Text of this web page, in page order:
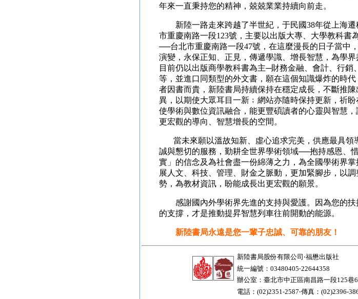
年來一直秉持您的精神，兢兢業業持續向前走。
新陸一路走來跨越了半世紀，于民國38年從上海遷
市重慶南路一段123號，主要以出版大專、大學教科書
──台北市重慶南路一段47號，在這麼漫長的日子當中
演變，永保正知、正見，傳遞學識、增長智慧，為學界
目前仍以出版商學教科書為主─財務金融、會計、行銷
等，並進口同類型的外文書，願在這個知識爆炸的時
者因書而貴，新陸書局持續保持在穩定成長，不斷推陳
異，以期使大眾耳目一新﹔網站亦隨時保持更新，祈盼
使學術與數位資訊融合，能更豐碩讀者的心靈與智慧
更宏觀的導向、智慧增長的空間。
當未來願以溫故知新、虛心追求完美，供應最具領
誠與懇切的服務，勤耕全世界學術領域──抱持感恩、
實」的信念及為社會盡一份綿薄之力，為全國學術界
展人文、科技、管理、財金之脈動，更加緊腳步，以
勢，為教材資訊，盼能成長出更宏觀的願景。
感謝國內外學術界先進的支持與愛護。因為您的扶
的支撐，才是推動提昇智慧列車往前開動的能源。
新陸書局永遠是您一輩子忠誠、可靠的朋友！
新陸書局股份有限公司‧福懋出版社
統一編號：03480405‧22644358
辦公室：臺北市中正區南昌路一段125巷
電話：(02)2351-2587‧傳真：(02)2396-